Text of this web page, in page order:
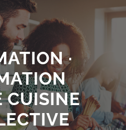
·
CUISINE